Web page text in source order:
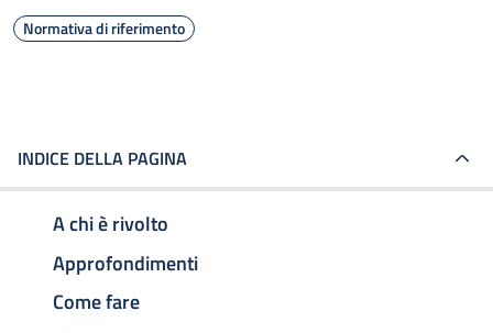
Normativa di riferimento
INDICE DELLA PAGINA
A chi è rivolto
Approfondimenti
Come fare